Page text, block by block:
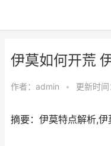
伊莫如何开荒
作者： admin • 更新时
摘要：伊莫特点解析,